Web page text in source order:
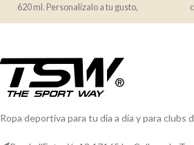
620 ml. Personalízalo a tu gusto,
Ropa deportiva para tu día a día y para clubs